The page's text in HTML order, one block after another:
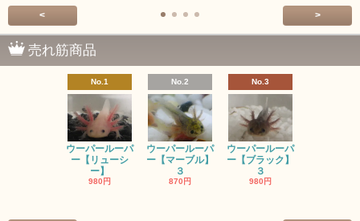
< >
売れ筋商品
No.1
ウーパールーパ
ー【リューシ
ー】
980円
No.2
ウーパールーパ
ー【マーブル】
３
870円
No.3
ウーパールーパ
ー【ブラック】
３
980円